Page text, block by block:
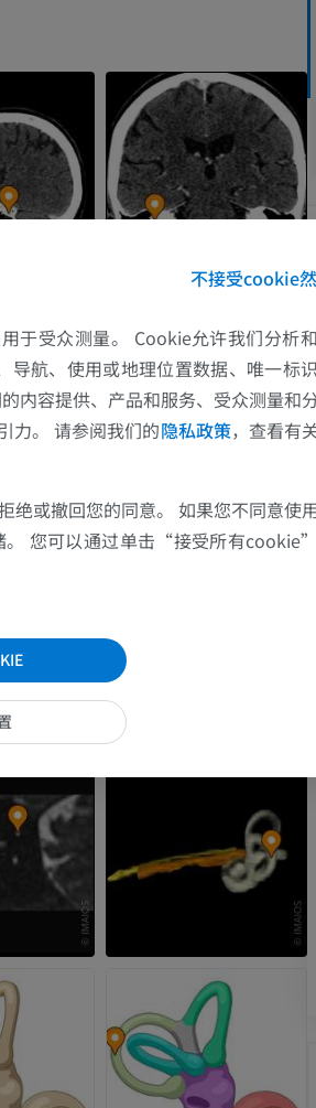
下肢
下肢血管造影
插画
放射影像学
免費
下肢MRI
MRI
髋MRI
MRI
优质会员
不接受cookie
于受众测量。 Cookie允许我们分析
航、使用或地理位置数据、唯一标识
内容提供、产品和服务、受众测量和
力。 请参阅我们的隐私政策，查看有
或撤回您的同意。 如果您不同意使
。 您可以通过单击“接受所有